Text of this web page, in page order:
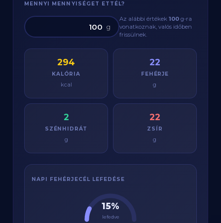
MENNYI MENNYISÉGET ETTÉL?
g
Az alábbi értékek 100 g-ra
vonatkoznak, valós időben
frissülnek.
294
KALÓRIA
kcal
22
FEHÉRJE
g
2
SZÉNHIDRÁT
g
22
ZSÍR
g
NAPI FEHÉRJECÉL LEFEDÉSE
15%
lefedve